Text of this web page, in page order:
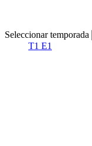
Seleccionar temporada
T1 E1